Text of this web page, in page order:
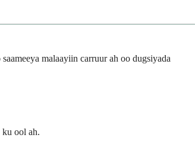
malaayiin carruur ah oo dugsiyada
ku ool ah.